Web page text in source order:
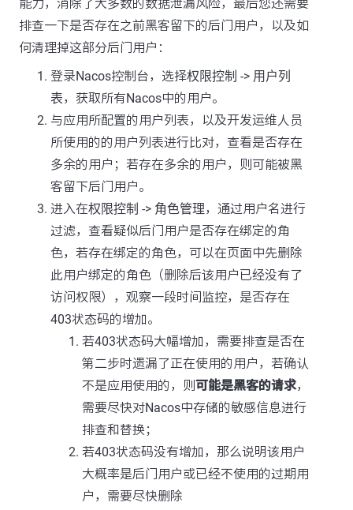
能力，消除了大多数的数据泄漏风险，最后您还需要
排查一下是否存在之前黑客留下的后门用户，以及如
何清理掉这部分后门用户：
登录Nacos控制台，选择权限控制 -> 用户列
表，获取所有Nacos中的用户。
与应用所配置的用户列表，以及开发运维人员
所使用的的用户列表进行比对，查看是否存在
多余的用户；若存在多余的用户，则可能被黑
客留下后门用户。
进入在权限控制 -> 角色管理，通过用户名进行
过滤，查看疑似后门用户是否存在绑定的角
色，若存在绑定的角色，可以在页面中先删除
此用户绑定的角色（删除后该用户已经没有了
访问权限），观察一段时间监控，是否存在
403状态码的增加。
若403状态码大幅增加，需要排查是否在
第二步时遗漏了正在使用的用户，若确认
不是应用使用的，则 可能是黑客的请求，
需要尽快对Nacos中存储的敏感信息进行
排查和替换；
若403状态码没有增加，那么说明该用户
大概率是后门用户或已经不使用的过期用
户，需要尽快删除